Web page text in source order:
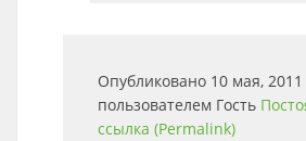
Опубликовано 10 мая,
пользователем Гость
ссылка (Permalink)